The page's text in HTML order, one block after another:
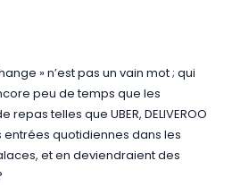
» n’est pas un vain mot ; qui
peu de temps que les
telles que UBER, DELIVEROO
entrées quotidiennes dans les
et en deviendraient des